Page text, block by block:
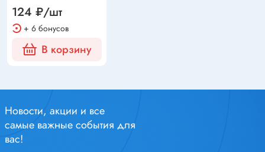
124 ₽/шт
+ 6 бонусов
В корзину
Новости, акции и все
самые важные события для
вас!